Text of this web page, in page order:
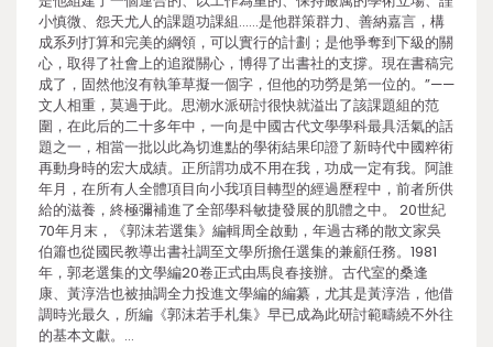
小慎微、怨天尤人的課題功課組……是他群策群力、善納嘉言，構
成系列打算和完美的綱領，可以實行的計劃；是他爭奪到下級的關
心，取得了社會上的追蹤關心，博得了出書社的支撐。現在書稿完
成了，固然他沒有執筆草擬一個字，但他的功勞是第一位的。”——
文人相重，莫過于此。思潮水派研討很快就溢出了該課題組的范
圍，在此后的二十多年中，一向是中國古代文學學科最具活氣的話
題之一，相當一批以此為切進點的學術結果印證了新時代中國粹術
再動身時的宏大成績。正所謂功成不用在我，功成一定有我。阿誰
年月，在所有人全體項目向小我項目轉型的經過歷程中，前者所供
給的滋養，終極彌補進了全部學科敏捷發展的肌體之中。 20世紀
70年月末，《郭沫若選集》編輯周全啟動，年過古稀的散文家吳
伯簫也從國民教導出書社調至文學所擔任選集的兼顧任務。1981
年，郭老選集的文學編20卷正式由馬良春接辦。古代室的桑逢
康、黃淳浩也被抽調全力投進文學編的編纂，尤其是黃淳浩，他借
調時光最久，所編《郭沫若手札集》早已成為此研討範疇繞不外往
的基本文獻。…